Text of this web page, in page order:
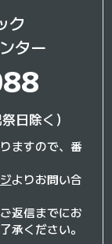
ク
ター
日除く）
ますので、番
よりお問い合
返信までにお
承ください。